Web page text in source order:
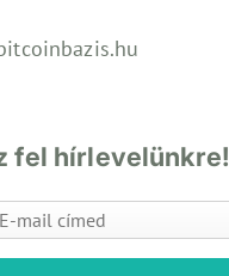
fel hírlevelünkre!